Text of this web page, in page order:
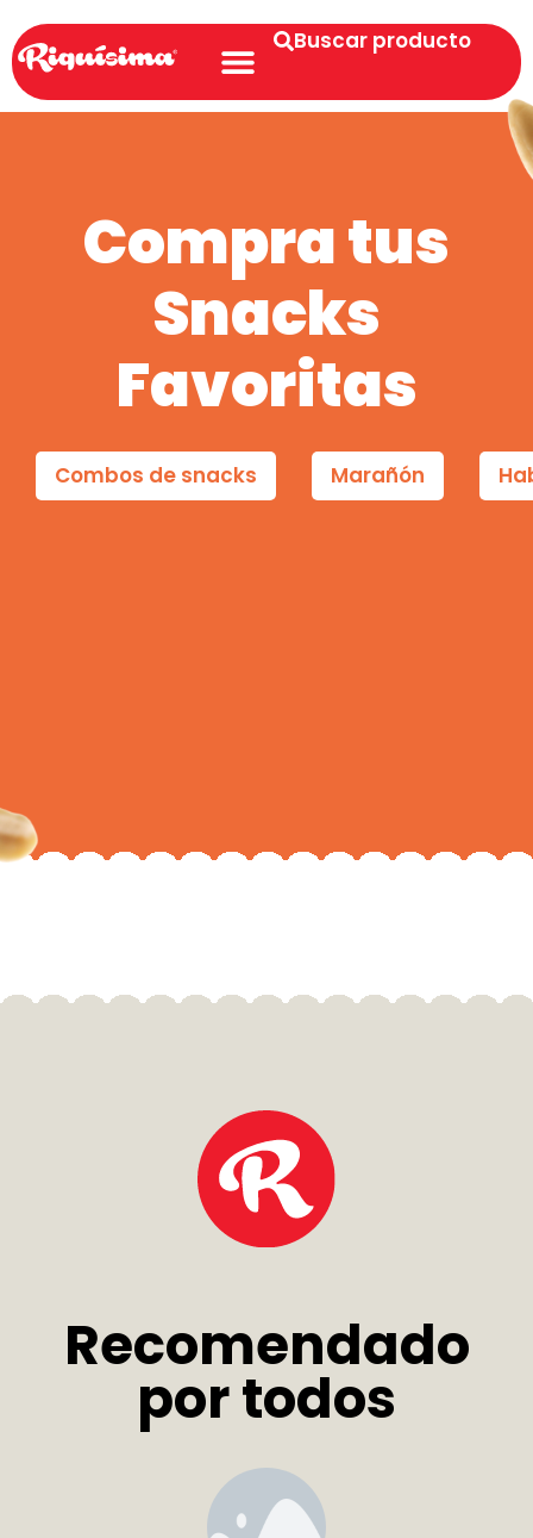
Buscar producto
Compra tus
Snacks
Favoritas
Combos de snacks Marañón
Recomendado
por todos